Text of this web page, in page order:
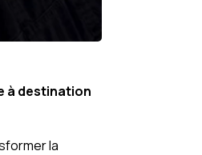
à destination
la